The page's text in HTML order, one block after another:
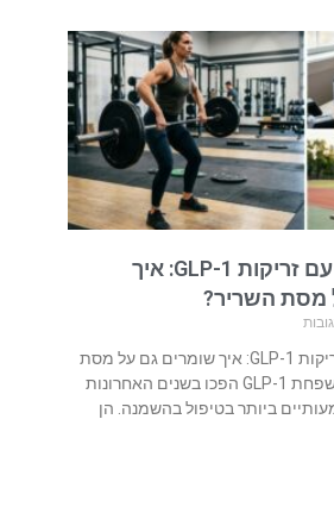
ירידה במשקל עם זריקות GLP-1: איך
מסת השריר?
ירידה במשקל עם זריקות GLP-1: איך שומרים גם על מסת
השריר? זריקות ממשפחת GLP-1 הפכו בשנים האחרונות
ביותר בטיפול בהשמנה. הן